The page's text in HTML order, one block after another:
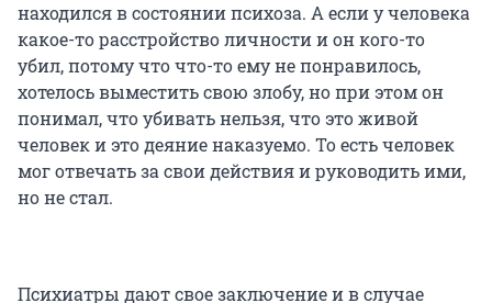
находился в состоянии психоза. А если у человека
какое-то расстройство личности и он кого-то
убил, потому что что-то ему не понравилось,
хотелось выместить свою злобу, но при этом он
понимал, что убивать нельзя, что это живой
человек и это деяние наказуемо. То есть человек
мог отвечать за свои действия и руководить ими,
но не стал.
Психиатры дают свое заключение и в случае